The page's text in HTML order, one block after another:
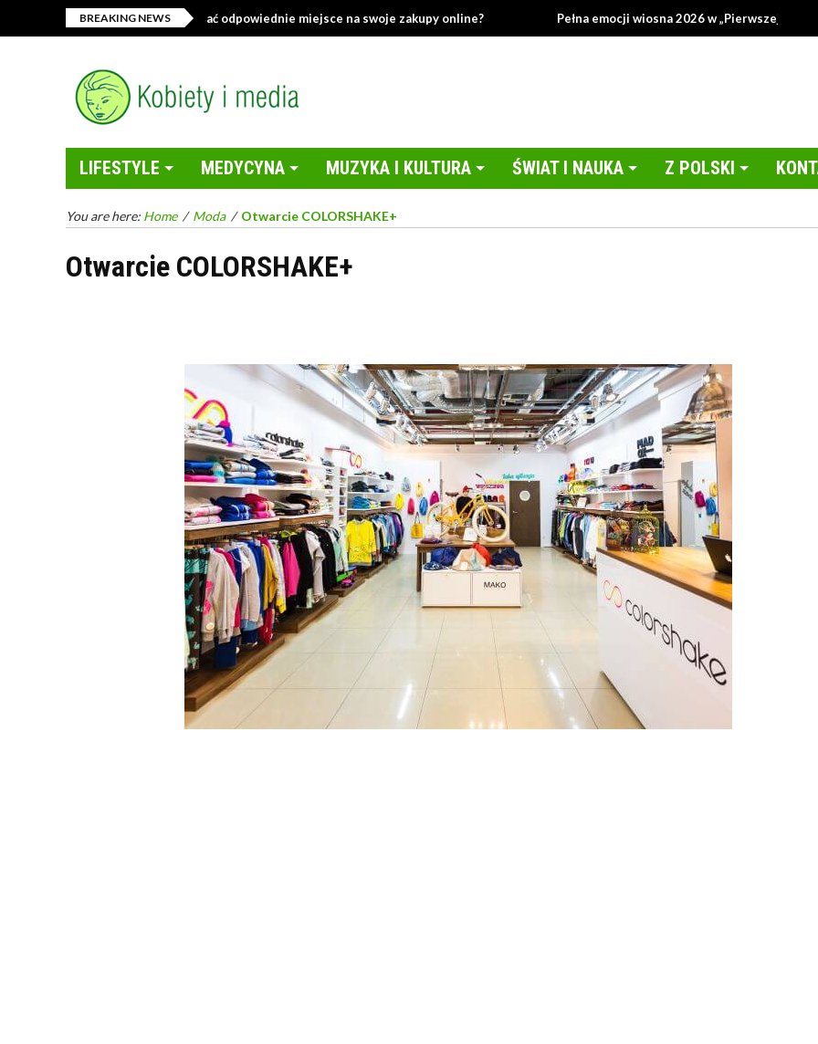
BREAKING NEWS
tekstyliami – jak wybrać odpowiednie miejsce na swoje zakupy online? Pełna emocji wiosna 2026 w „Pierwszej miłości”!
LIFESTYLE MEDYCYNA MUZYKA I KULTURA ŚWIAT I NAUKA Z POLSKI
You are here: Home / Moda / Otwarcie COLORSHAKE+
Otwarcie COLORSHAKE+